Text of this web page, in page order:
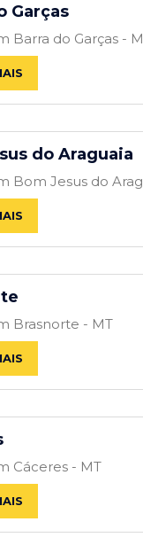
Garças
Barra do Garças -
do Araguaia
Bom Jesus do
Brasnorte - MT
Cáceres - MT